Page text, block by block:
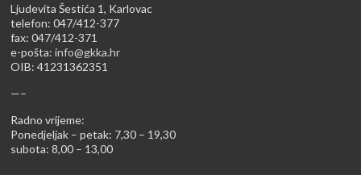
Ljudevita Šestića 1, Karlovac
telefon: 047/412-377
fax: 047/412-371
e-pošta:info@gkka.hr
OIB: 41231362351
—–
Radno vrijeme:
Ponedjeljak – petak: 7,30 – 19,30
subota: 8,00 – 13,00